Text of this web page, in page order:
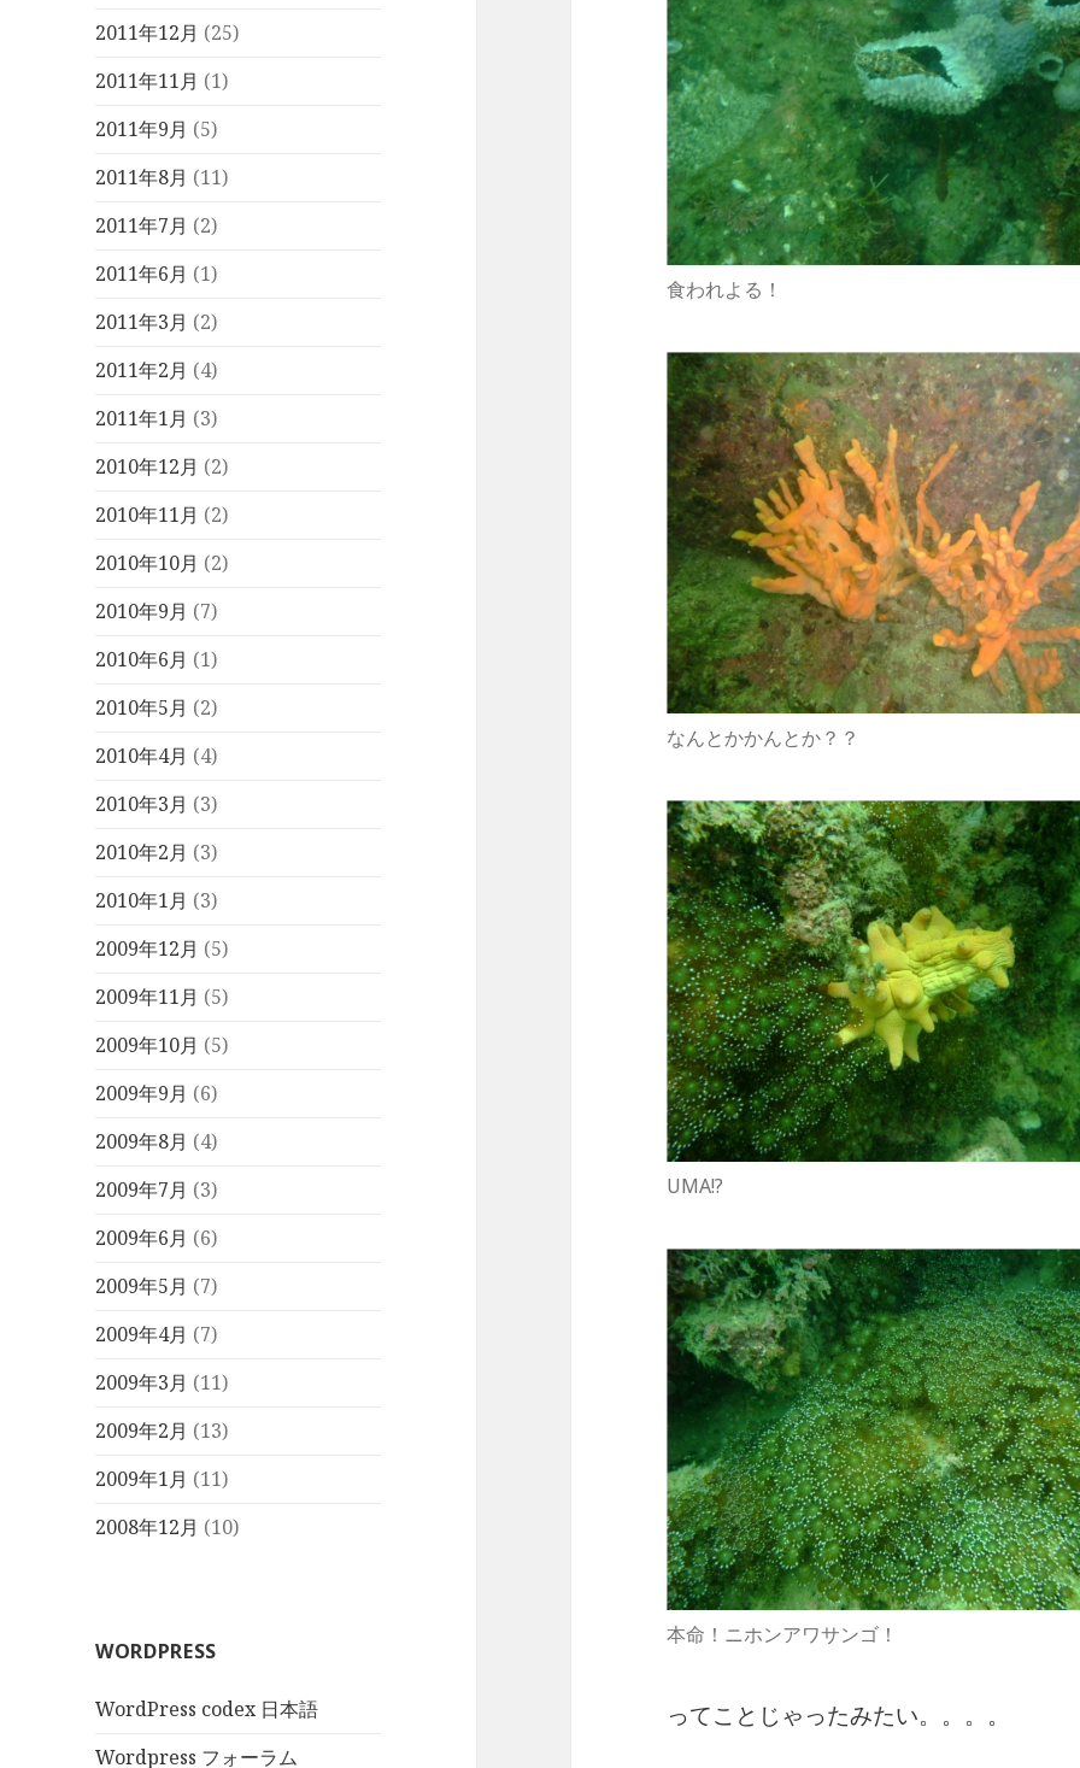
2011年12月 (25)
2011年11月 (1)
2011年9月 (5)
2011年8月 (11)
2011年7月 (2)
2011年6月 (1)
2011年3月 (2)
2011年2月 (4)
2011年1月 (3)
2010年12月 (2)
2010年11月 (2)
2010年10月 (2)
2010年9月 (7)
2010年6月 (1)
2010年5月 (2)
2010年4月 (4)
2010年3月 (3)
2010年2月 (3)
2010年1月 (3)
2009年12月 (5)
2009年11月 (5)
2009年10月 (5)
2009年9月 (6)
2009年8月 (4)
2009年7月 (3)
2009年6月 (6)
2009年5月 (7)
2009年4月 (7)
2009年3月 (11)
2009年2月 (13)
2009年1月 (11)
2008年12月 (10)
WORDPRESS
WordPress codex 日本語
Wordpress フォーラム
食われよる！
なんとかかんとか？？
UMA!?
本命！ニホンアワサンゴ！
ってことじゃったみたい。。。。